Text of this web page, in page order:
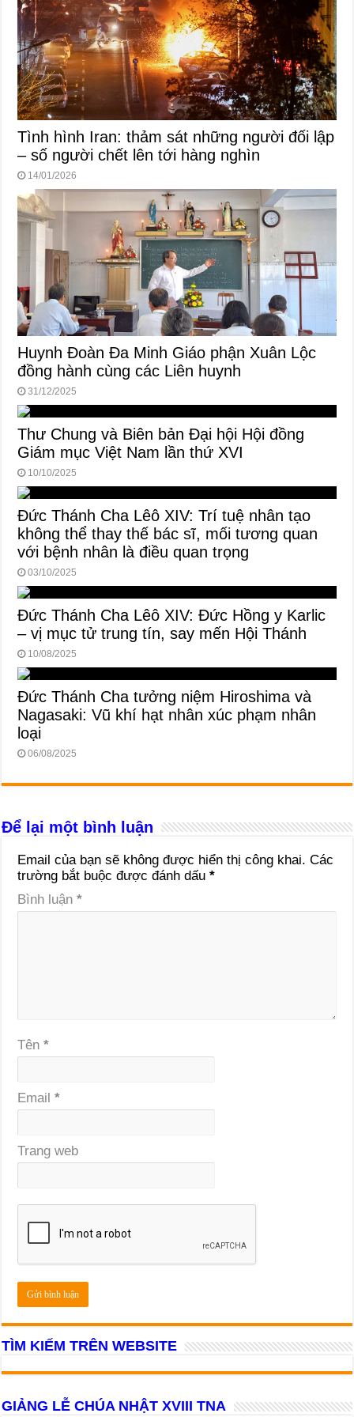
Tình hình Iran: thảm sát những người đối lập
– số người chết lên tới hàng nghìn
14/01/2026
Huynh Đoàn Đa Minh Giáo phận Xuân Lộc
đồng hành cùng các Liên huynh
31/12/2025
Thư Chung và Biên bản Đại hội Hội đồng
Giám mục Việt Nam lần thứ XVI
10/10/2025
Đức Thánh Cha Lêô XIV: Trí tuệ nhân tạo
không thể thay thế bác sĩ, mối tương quan
với bệnh nhân là điều quan trọng
03/10/2025
Đức Thánh Cha Lêô XIV: Đức Hồng y Karlic
– vị mục tử trung tín, say mến Hội Thánh
10/08/2025
Đức Thánh Cha tưởng niệm Hiroshima và
Nagasaki: Vũ khí hạt nhân xúc phạm nhân
loại
06/08/2025
Để lại một bình luận
Email của bạn sẽ không được hiển thị công khai. Các
trường bắt buộc được đánh dấu*
Bình luận*
Tên*
Email*
Trang web
TÌM KIẾM TRÊN WEBSITE
GIẢNG LỄ CHÚA NHẬT XVIII TNA